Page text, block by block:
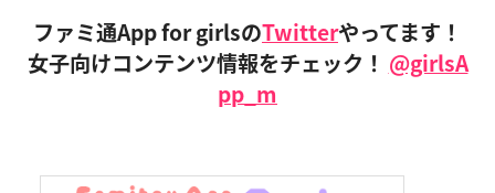
ファミ通App for girlsのTwitterやってます！
女子向けコンテンツ情報をチェック！ @girlsA
pp_m